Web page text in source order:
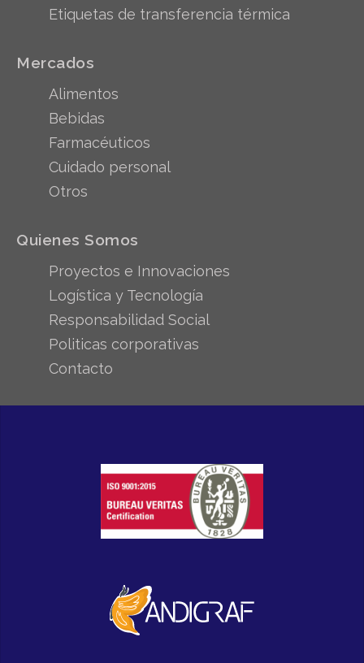
Etiquetas de transferencia térmica
Mercados
Alimentos
Bebidas
Farmacéuticos
Cuidado personal
Otros
Quienes Somos
Proyectos e Innovaciones
Logística y Tecnología
Responsabilidad Social
Politicas corporativas
Contacto